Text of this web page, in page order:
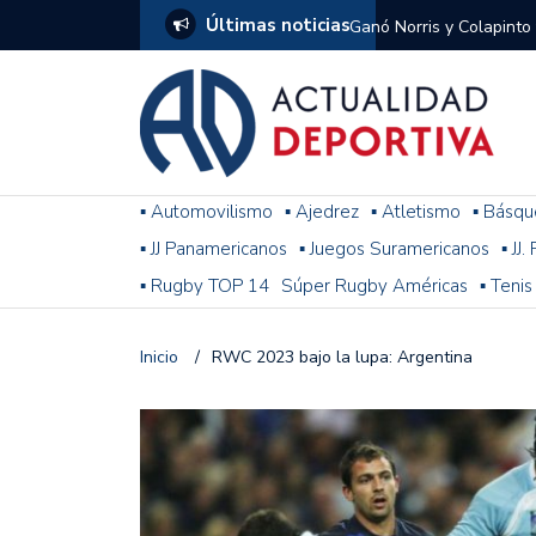
Últimas noticiasGanó Norris y
1
El penal de Barracas
Monumental
Se jugó una nueva
Arrancó el Torneo
Franco Colapinto giró
Racing le ganó a
omitió un penal de Sosa
▪ Automovilismo ▪ Ajedrez ▪ Atletismo ▪
▪ JJ Panamericanos ▪ Juegos Suramericanos ▪
▪ Rugby TOP 14 Súper Rugby Américas ▪ Tenis
Inicio / RWC 2023 bajo la lupa: Argentina